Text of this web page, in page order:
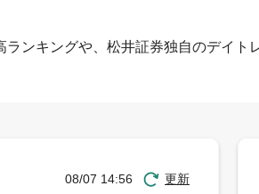
ンキングや、松井証券独自のデイト